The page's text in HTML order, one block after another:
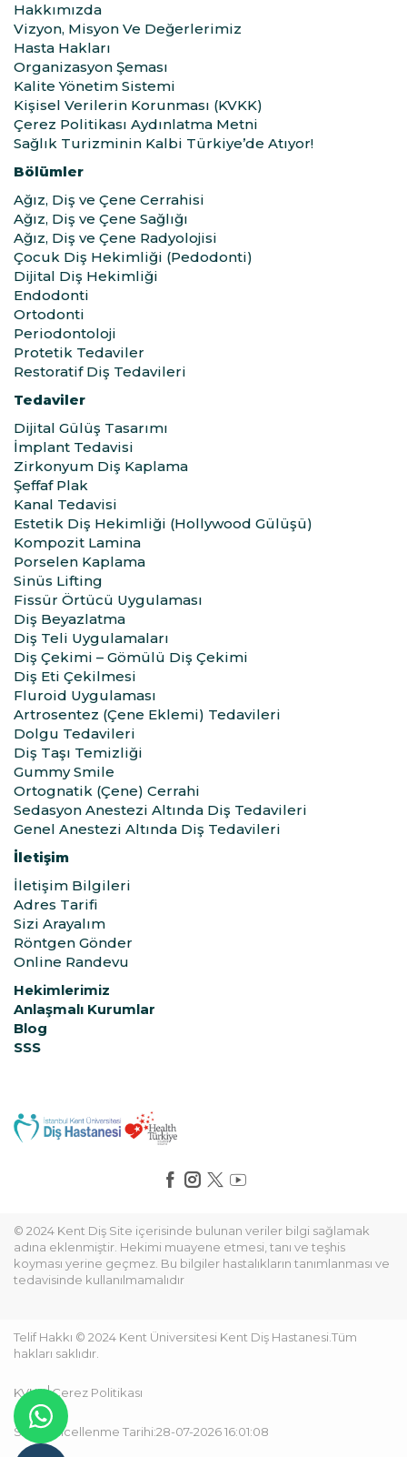
Hakkımızda
Vizyon, Misyon Ve Değerlerimiz
Hasta Hakları
Organizasyon Şeması
Kalite Yönetim Sistemi
Kişisel Verilerin Korunması (KVKK)
Çerez Politikası Aydınlatma Metni
Sağlık Turizminin Kalbi Türkiye’de Atıyor!
Bölümler
Ağız, Diş ve Çene Cerrahisi
Ağız, Diş ve Çene Sağlığı
Ağız, Diş ve Çene Radyolojisi
Çocuk Diş Hekimliği (Pedodonti)
Dijital Diş Hekimliği
Endodonti
Ortodonti
Periodontoloji
Protetik Tedaviler
Restoratif Diş Tedavileri
Tedaviler
Dijital Gülüş Tasarımı
İmplant Tedavisi
Zirkonyum Diş Kaplama
Şeffaf Plak
Kanal Tedavisi
Estetik Diş Hekimliği (Hollywood Gülüşü)
Kompozit Lamina
Porselen Kaplama
Sinüs Lifting
Fissür Örtücü Uygulaması
Diş Beyazlatma
Diş Teli Uygulamaları
Diş Çekimi – Gömülü Diş Çekimi
Diş Eti Çekilmesi
Fluroid Uygulaması
Artrosentez (Çene Eklemi) Tedavileri
Dolgu Tedavileri
Diş Taşı Temizliği
Gummy Smile
Ortognatik (Çene) Cerrahi
Sedasyon Anestezi Altında Diş Tedavileri
Genel Anestezi Altında Diş Tedavileri
İletişim
İletişim Bilgileri
Adres Tarifi
Sizi Arayalım
Röntgen Gönder
Online Randevu
Hekimlerimiz
Anlaşmalı Kurumlar
Blog
SSS
© 2024 Kent Diş Site içerisinde bulunan veriler bilgi sağlamak
adına eklenmiştir. Hekimi muayene etmesi, tanı ve teşhis
koyması yerine geçmez. Bu bilgiler hastalıkların tanımlanması ve
tedavisinde kullanılmamalıdır
Telif Hakkı © 2024 Kent Üniversitesi Kent Diş Hastanesi.Tüm
hakları saklıdır.
KVKK Çerez Politikası
Son Güncellenme Tarihi:28-07-2026 16:01:08